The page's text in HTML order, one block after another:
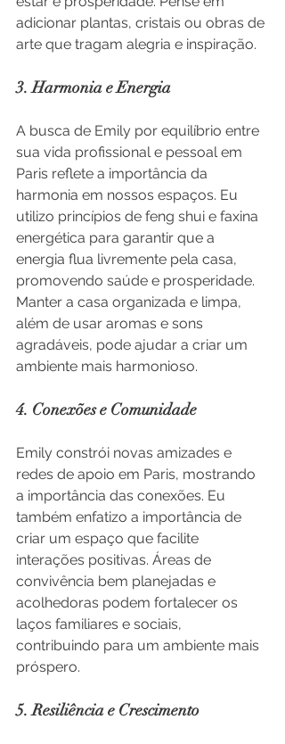
adicionar plantas, cristais ou obras de
arte que tragam alegria e inspiração.
3. Harmonia e Energia
A busca de Emily por equilíbrio entre
sua vida profissional e pessoal em
Paris reflete a importância da
harmonia em nossos espaços. Eu
utilizo princípios de feng shui e faxina
energética para garantir que a
energia flua livremente pela casa,
promovendo saúde e prosperidade.
Manter a casa organizada e limpa,
além de usar aromas e sons
agradáveis, pode ajudar a criar um
ambiente mais harmonioso.
4. Conexões e Comunidade
Emily constrói novas amizades e
redes de apoio em Paris, mostrando
a importância das conexões. Eu
também enfatizo a importância de
criar um espaço que facilite
interações positivas. Áreas de
convivência bem planejadas e
acolhedoras podem fortalecer os
laços familiares e sociais,
contribuindo para um ambiente mais
próspero.
5. Resiliência e Crescimento